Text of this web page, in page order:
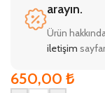
arayın.
Ürün
iletişim
650,00 ₺